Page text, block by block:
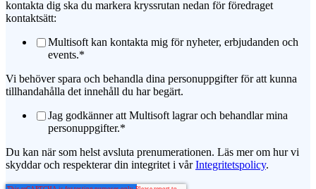
kontakta dig ska du markera kryssrutan nedan för föredraget
kontaktsätt:
Multisoft kan kontakta mig för nyheter, erbjudanden och
events.*
Vi behöver spara och behandla dina personuppgifter för att kunna
tillhandahålla det innehåll du har begärt.
Jag godkänner att Multisoft lagrar och behandlar mina
personuppgifter.*
Du kan när som helst avsluta prenumerationen. Läs mer om hur vi
skyddar och respekterar din integritet i vårIntegritetspolicy.